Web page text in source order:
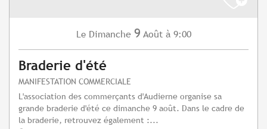
Le Dimanche 9 Août à 9:00
Braderie d'été
MANIFESTATION COMMERCIALE
L'association des commerçants d'Audierne organise sa
grande braderie d'été ce dimanche 9 août. Dans le cadre de
la braderie, retrouvez également :...